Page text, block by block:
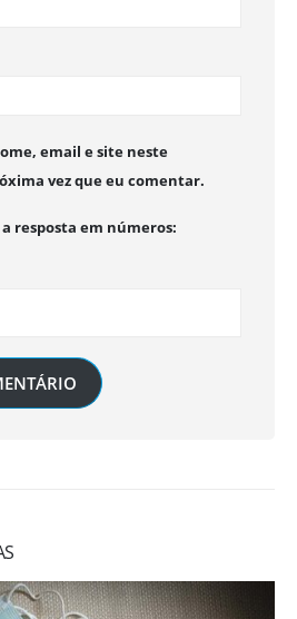
email e site neste
vez que eu comentar.
resposta em números: